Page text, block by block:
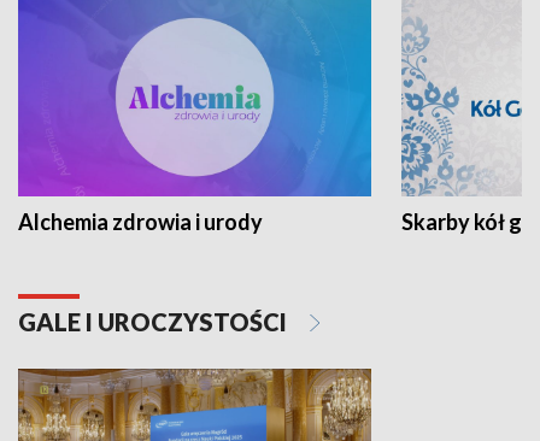
Alchemia zdrowia i urody Skarby kół
GALE I UROCZYSTOŚCI